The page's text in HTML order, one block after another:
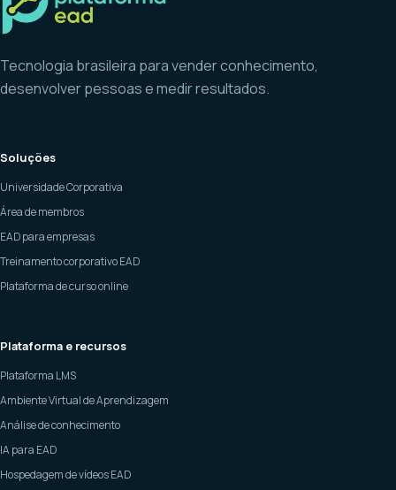
Tecnologia brasileira para vender conhecimento,
desenvolver pessoas e medir resultados.
Soluções
Universidade Corporativa
Área de membros
EAD para empresas
Treinamento corporativo EAD
Plataforma de curso online
Plataforma e recursos
Plataforma LMS
Ambiente Virtual de Aprendizagem
Análise de conhecimento
IA para EAD
Hospedagem de vídeos EAD